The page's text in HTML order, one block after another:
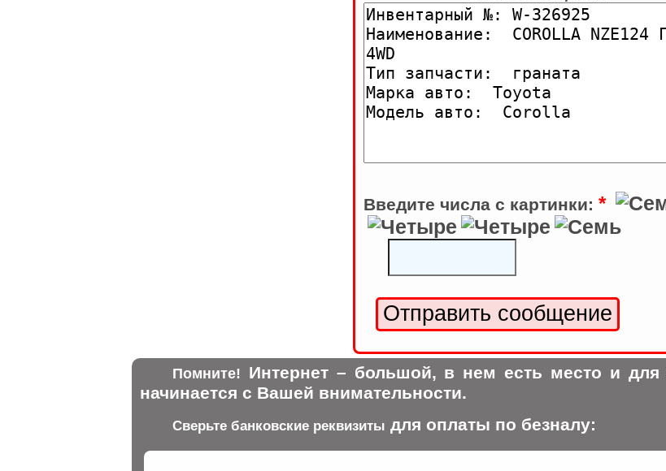
Введите числа с картинки: *
Помните! Интернет – большой, в нем есть место и для
начинается с Вашей внимательности.
Сверьте банковские реквизиты для оплаты по безналу: